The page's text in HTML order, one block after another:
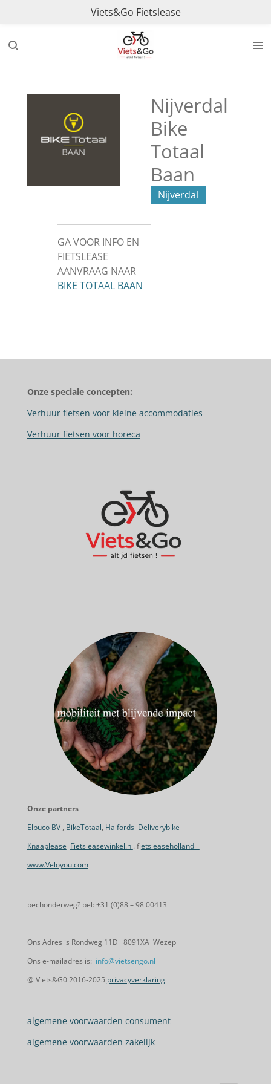
naar
Viets&Go Fietslease
Nijverdal
Bike
Totaal
Baan
Nijverdal
GA VOOR INFO EN
FIETSLEASE
AANVRAAG NAAR
BIKE TOTAAL BAAN
Onze speciale concepten:
Verhuur fietsen voor kleine accommodaties
Verhuur fietsen voor horeca
Onze partners
Elbuco BV , BikeTotaal, Halfords Deliverybike
Knaaplease Fietsleasewinkel.nl. fietsleaseholland
www.Veloyou.com
pechonderweg? bel: +31 (0)88 – 98 00413
Ons Adres is Rondweg 11D 8091XA Wezep
Ons e-mailadres is: info@vietsengo.nl
@ Viets&G0 2016-2025 privacyverklaring
algemene voorwaarden consument
algemene voorwaarden zakelijk